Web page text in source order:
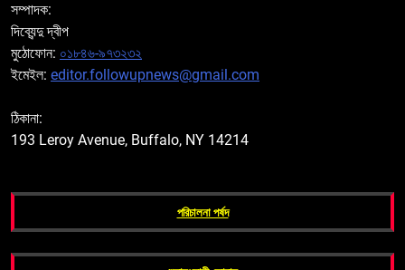
সম্পাদক:
দিব্যেন্দু দ্বীপ
মুঠোফোন: ০১৮৪৬-৯৭৩২৩২
ইমেইল: editor.followupnews@gmail.com
ঠিকানা:
193 Leroy Avenue, Buffalo, NY 14214
পরিচালনা পর্ষদ